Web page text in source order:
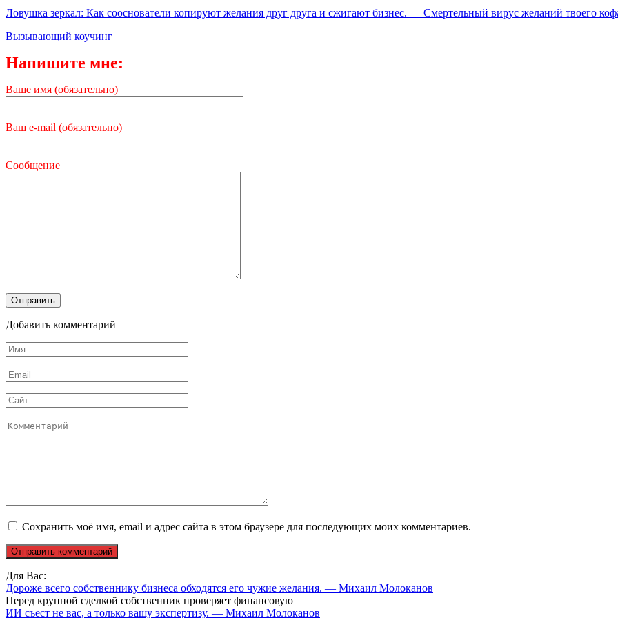
Ловушка зеркал: Как сооснователи копируют желания друг друга и сжигают бизнес. — Смертельный вирус желаний твоего
Вызывающий коучинг
Напишите мне:
Ваше имя (обязательно)
Ваш e-mail (обязательно)
Сообщение
Добавить комментарий
Имя
*
Email
*
Сайт
Комментарий
Сохранить моё имя, email и адрес сайта в этом браузере для последующих моих комментариев.
Для Вас:
Дороже всего собственнику бизнеса обходятся его чужие желания. — Михаил Молоканов
Перед крупной сделкой собственник проверяет финансовую
ИИ съест не вас, а только вашу экспертизу. — Михаил Молоканов